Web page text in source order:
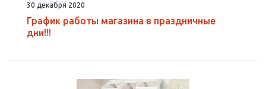
30 декабря 2020
График работы магазина в праздничные
дни!!!